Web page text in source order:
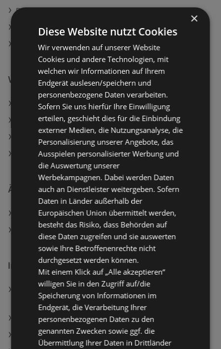
DEICHMANN in Waidhofen an der Thaya
DEICHMANN in Zwettl-Niederösterreich
DEICHMANN in Micheldorf in Oberösterreich
Weiterführende Links
KiK Angebote
Woolworth Angebote
Aktuelle KiK Flugblätter
Aktuelle Woolworth Flugblätter
Ähnliche Händler
KiK Angebote
Woolworth Angebote
Interessantes auf wogibtswas.at
Shark FlexStyle 5-in-1 Styling- und
Trocknungssystem Stone, 1650 Watt, 5 Aufsätze
Alle Schmidt's Filialen
Thalia Filialen in Thierberg
×
Diese Website nutzt Cookies
Wir verwenden auf unserer Website
Cookies und andere Technologien, mit
welchen wir Informationen auf Ihrem
Endgerät auslesen/speichern und
personenbezogene Daten verarbeiten.
Sofern Sie uns hierfür Ihre Einwilligung
erteilen, geschieht dies für die Einbindung
externer Medien, die Nutzungsanalyse, die
Personalisierung unserer Angebote, das
Ausspielen personalisierter Werbung und
die Auswertung unserer
Werbekampagnen. Dabei werden Daten
auch an Dienstleister weitergeben. Sofern
Daten in Länder außerhalb der
Europäischen Union übermittelt werden,
besteht das Risiko, dass Behörden auf
diese Daten zugreifen und sie auswerten
sowie Ihre Betroffenenrechte nicht
durchgesetzt werden können.
Mit einem Klick auf „Alle akzeptieren“
willigen Sie in den Zugriff auf/die
Speicherung von Informationen im
Endgerät, die Verarbeitung Ihrer
personenbezogenen Daten zu den
genannten Zwecken sowie ggf. die
Übermittlung Ihrer Daten in Drittländer